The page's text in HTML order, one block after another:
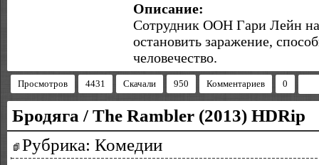
Описание:
Сотрудник ООН Гари Лейн
остановить заражение,
человечество.
Просмотров 4431 Скачали 950 Комментариев 0
Бродяга / The Rambler (2013) HDRip
Рубрика: Комедии